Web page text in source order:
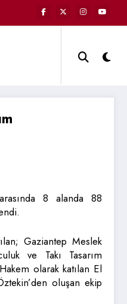
8 alanda 88
Gaziantep Meslek
ve Takı Tasarım
olarak katılan El
oluşan ekip